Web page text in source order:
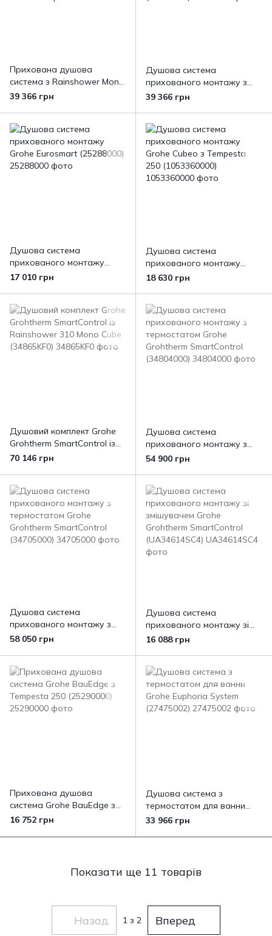
Прихована душова
система з Rainshower Mono
310 Grohe Grohtherm
39 366 грн
Душова система
прихованого монтажу з
термостатом Grohe
39 366 грн
Душова система
прихованого монтажу
Grohe Eurosmart (25288000)
17 010 грн
Душова система
прихованого монтажу
Grohe Cubeo з Tempesta
18 630 грн
Душовий комплект Grohe
Grohtherm SmartControl із
Rainshower 310 Mono Cube
70 146 грн
Душова система
прихованого монтажу з
термостатом Grohe
54 900 грн
Душова система
прихованого монтажу з
термостатом Grohe
58 050 грн
Душова система
прихованого монтажу зі
змішувачем Grohe
16 088 грн
Прихована душова
система Grohe BauEdge з
Tempesta 250 (25290000)
16 752 грн
Душова система з
термостатом для ванни
Grohe Euphoria System
33 966 грн
Показати ще 11 товарів
Назад 1 з 2 Вперед